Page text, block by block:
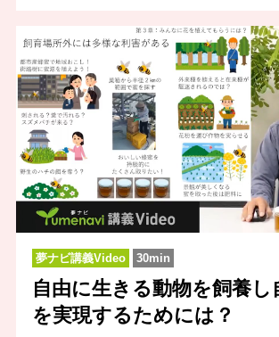
夢ナビ講義Video 30min
自由に生きる動物を飼養し
を実現するためには？